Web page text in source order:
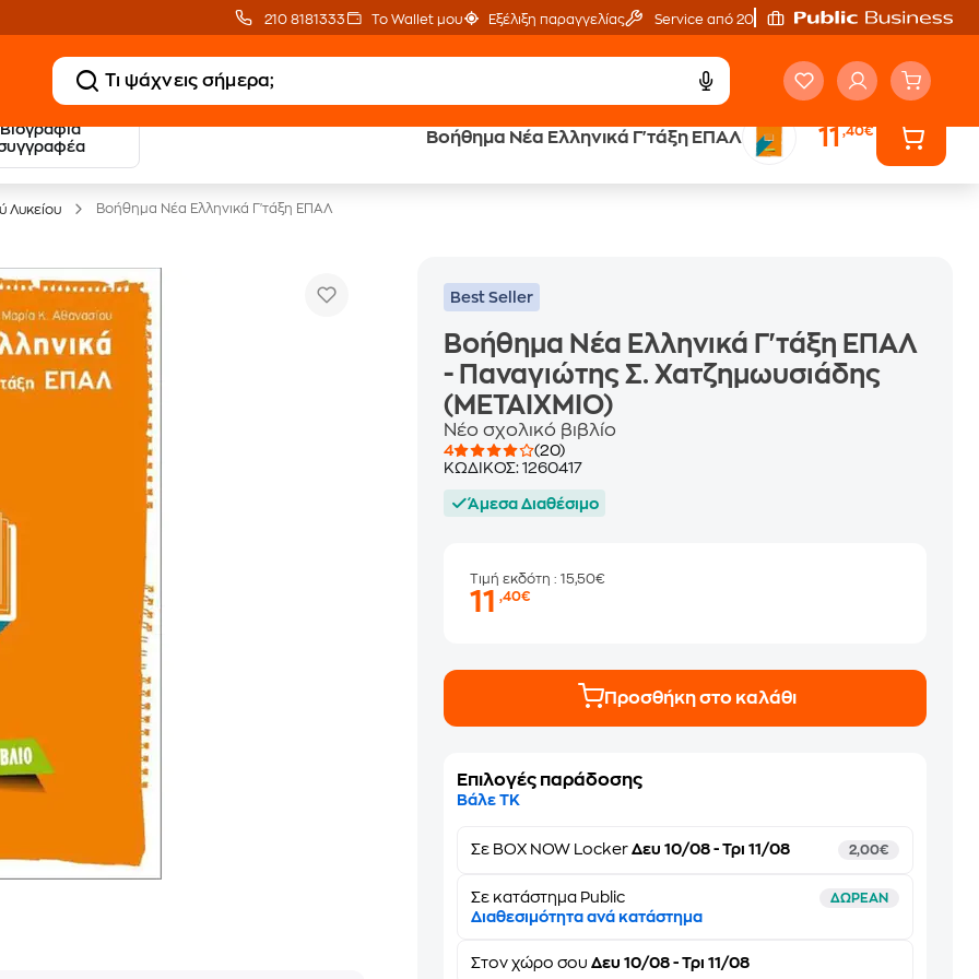
210 8181333 Το Wallet μου Εξέλιξη παραγγελίας Service από 20'
Βιογραφία
Βοήθημα Νέα Ελληνικά Γ'τάξη ΕΠΑΛ 11,40€
20 € Public επιστροφή
με Snappi
Δωρεάν Μεταφορικά Έλα στον κόσμο
Λυκείου Βοήθημα Νέα Ελληνικά Γ'τάξη ΕΠΑΛ
Best Seller
Βοήθημα Νέα Ελληνικά Γ'τάξη ΕΠΑΛ
- Παναγιώτης Σ. Χατζημωυσιάδης
(ΜΕΤΑΙΧΜΙΟ)
Νέο σχολικό βιβλίο
4
(20)
ΚΩΔΙΚΟΣ:1260417
Άμεσα Διαθέσιμο
Τιμή εκδότη: 15,50€
11,40€
Προσθήκη στο καλάθι
Επιλογές παράδοσης
Βάλε ΤΚ
Σε BOX NOW Locker Δευ 10/08 - Τρι 11/08 2,00€
Σε κατάστημα Public ΔΩΡΕΑΝ
Διαθεσιμότητα ανά κατάστημα
Στονχώρο σου Δευ 10/08 - Τρι 11/08